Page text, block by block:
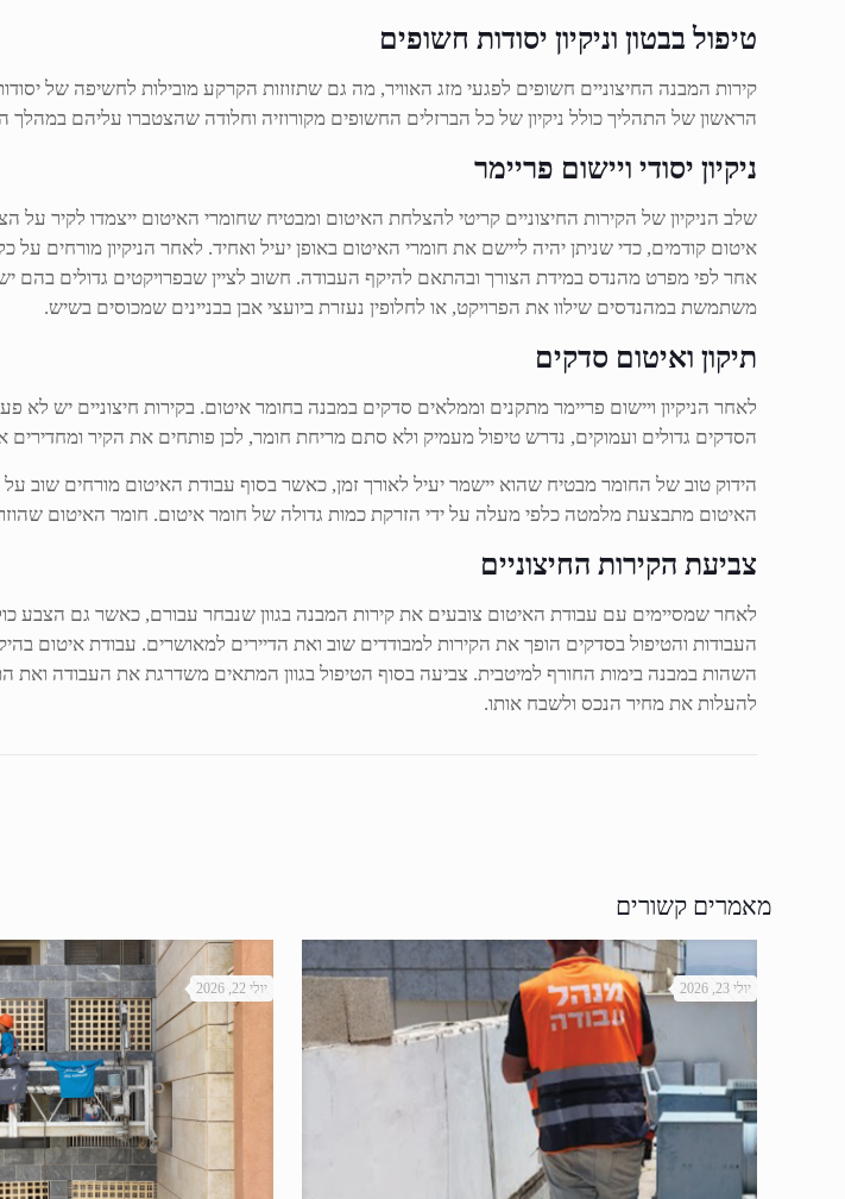
טיפול בבטון וניקיון יסודות חשופים
קירות המבנה החיצוניים חשופים לפגעי מזג האוויר, מה גם שתזוזות הקרקע מובילות לחשיפה של
הראשון של התהליך כולל ניקיון של כל הברזלים החשופים מקורוזיה וחלודה שהצטברו עליהם במהלך
ניקיון יסודי ויישום פריימר
שלב הניקיון של הקירות החיצוניים קריטי להצלחת האיטום ומבטיח שחומרי האיטום ייצמדו לקיר
איטום קודמים, כדי שניתן יהיה ליישם את חומרי האיטום באופן יעיל ואחיד. לאחר הניקיון מורחים
אחר לפי מפרט מהנדס במידת הצורך ובהתאם להיקף העבודה. חשוב לציין שבפרויקטים גדולים בהם
משתמשת במהנדסים שילוו את הפרויקט, או לחלופין נעזרת ביועצי אבן בבניינים שמכוסים בשיש.
תיקון ואיטום סדקים
לאחר הניקיון ויישום פריימר מתקנים וממלאים סדקים במבנה בחומר איטום. בקירות חיצוניים
הסדקים גדולים ועמוקים, נדרש טיפול מעמיק ולא סתם מריחת חומר, לכן פותחים את הקיר
הידוק טוב של החומר מבטיח שהוא יישמר יעיל לאורך זמן, כאשר בסוף עבודת האיטום מורחים
האיטום מתבצעת מלמטה כלפי מעלה על ידי הזרקת כמות גדולה של חומר איטום. חומר האיטום
צביעת הקירות החיצוניים
לאחר שמסיימים עם עבודת האיטום צובעים את קירות המבנה בגוון שנבחר עבורם, כאשר גם הצבע
העבודות והטיפול בסדקים הופך את הקירות למבודדים שוב ואת הדיירים למאושרים. עבודת איטום
השהות במבנה בימות החורף למיטבית. צביעה בסוף הטיפול בגוון המתאים משדרגת את העבודה ואת
להעלות את מחיר הנכס ולשבח אותו.
מאמרים קשורים
יולי 23, 2026 יולי 22, 2026